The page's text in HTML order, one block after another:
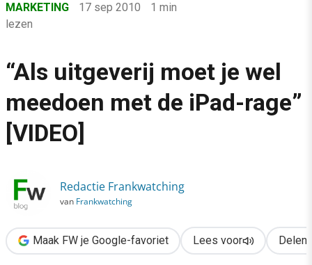
›
›
Marketing
›
“Als uitgeverij moet je wel meedoen met de iPad-rage” [VIDEO]
MARKETING 17 sep 2010
1 min
lezen
“Als uitgeverij moet je wel
meedoen met de iPad-rage”
[VIDEO]
Redactie Frankwatching
van Frankwatching
Maak FW je Google-favoriet Lees voor Delen